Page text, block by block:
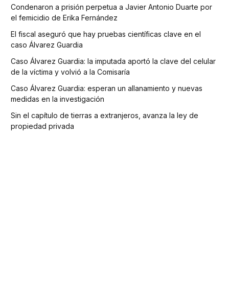
Condenaron a prisión perpetua a Javier Antonio Duarte por
el femicidio de Erika Fernández
El fiscal aseguró que hay pruebas científicas clave en el
caso Álvarez Guardia
Caso Álvarez Guardia: la imputada aportó la clave del celular
de la víctima y volvió a la Comisaría
Caso Álvarez Guardia: esperan un allanamiento y nuevas
medidas en la investigación
Sin el capítulo de tierras a extranjeros, avanza la ley de
propiedad privada